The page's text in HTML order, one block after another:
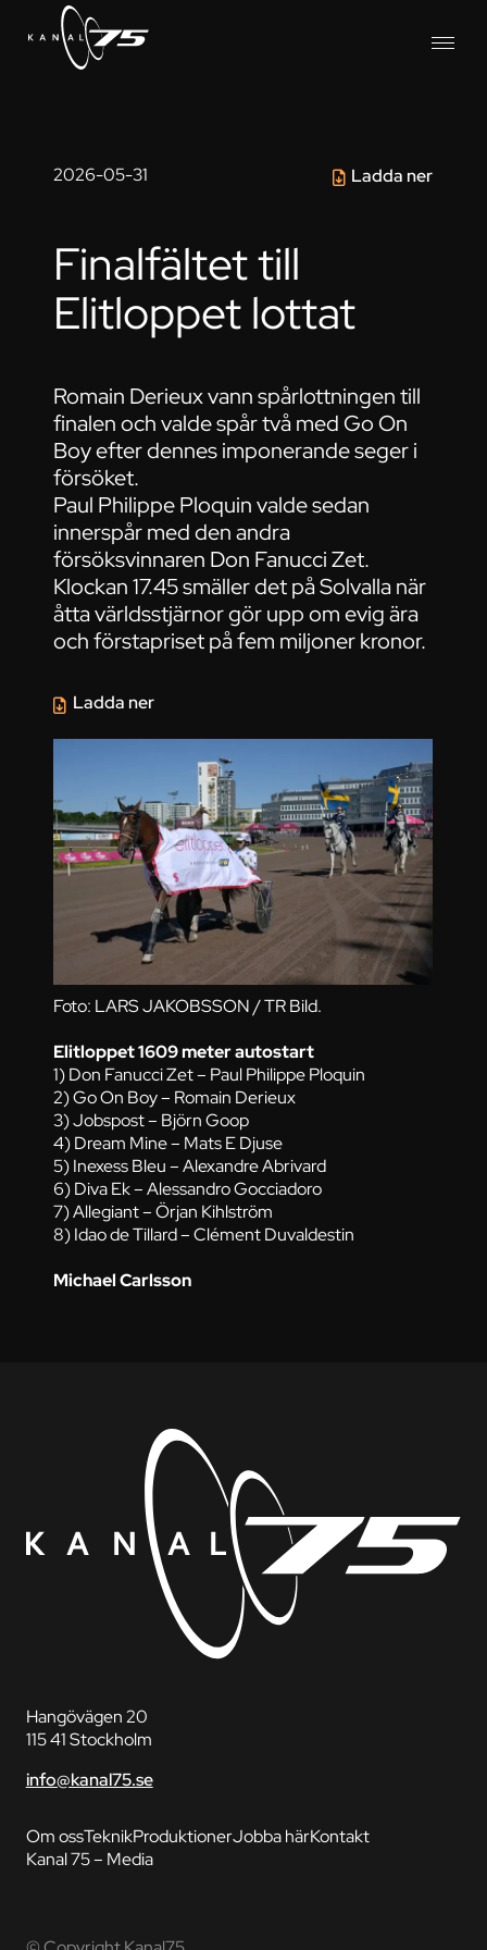
2026-05-31
Foto: LARS JAKOBSSON / TR Bild.
Ladda ner
Finalfältet till
Elitloppet lottat
Romain Derieux vann spårlottningen till
finalen och valde spår två med Go On
Boy efter dennes imponerande seger i
försöket.
Paul Philippe Ploquin valde sedan
innerspår med den andra
försöksvinnaren Don Fanucci Zet.
Klockan 17.45 smäller det på Solvalla när
åtta världsstjärnor gör upp om evig ära
och förstapriset på fem miljoner kronor.
Elitloppet 1609 meter autostart
1) Don Fanucci Zet – Paul Philippe Ploquin
2) Go On Boy – Romain Derieux
3) Jobspost – Björn Goop
4) Dream Mine – Mats E Djuse
5) Inexess Bleu – Alexandre Abrivard
6) Diva Ek – Alessandro Gocciadoro
7) Allegiant – Örjan Kihlström
8) Idao de Tillard – Clément Duvaldestin
Ladda ner
Michael Carlsson
Hangövägen 20
115 41 Stockholm
info@kanal75.se
Om ossTeknikProduktionerJobba härKontakt
Kanal 75 – Media